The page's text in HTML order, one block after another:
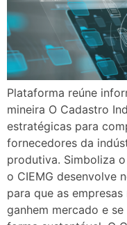
Plataforma reúne
mineira O Cadastro
estratégicas para
fornecedores da
produtiva. Simboliza
o CIEMG desenvolve
para que as
ganhem mercado e